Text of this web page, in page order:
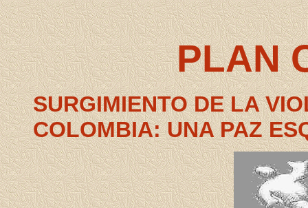
PLAN
SURGIMIENTO DE LA
COLOMBIA: UNA PAZ